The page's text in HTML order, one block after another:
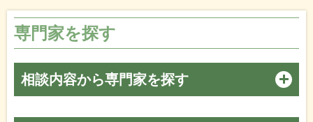
専門家を探す
相談内容から専門家を探す